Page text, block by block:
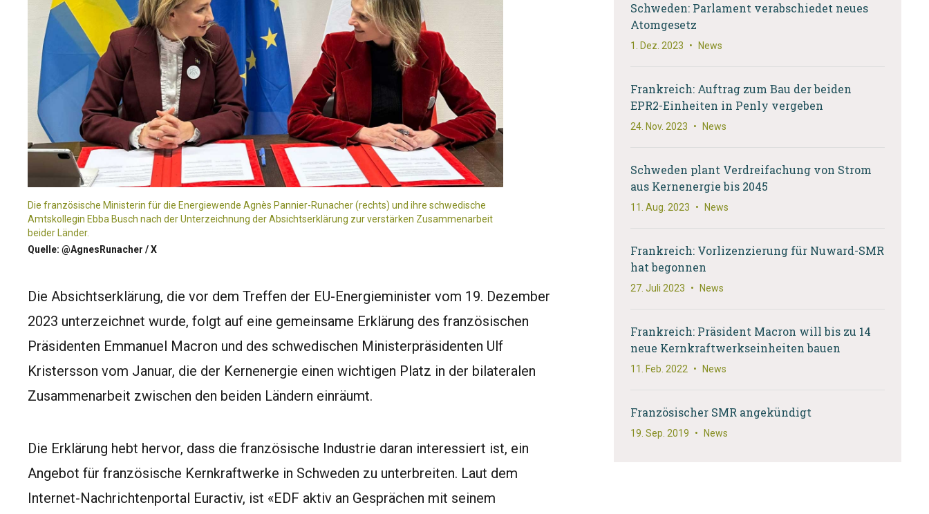
Die französische Ministerin für die Energiewende Agnès Pannier-Runacher (rechts) und ihre schwedische
Amtskollegin Ebba Busch nach der Unterzeichnung der Absichtserklärung zur verstärken Zusammenarbeit
beider Länder.
Quelle: @AgnesRunacher / X
Die Absichtserklärung, die vor dem Treffen der EU-Energieminister vom 19. Dezember
2023 unterzeichnet wurde, folgt auf eine gemeinsame Erklärung des französischen
Präsidenten Emmanuel Macron und des schwedischen Ministerpräsidenten Ulf
Kristersson vom Januar, die der Kernenergie einen wichtigen Platz in der bilateralen
Zusammenarbeit zwischen den beiden Ländern einräumt.
Die Erklärung hebt hervor, dass die französische Industrie daran interessiert ist, ein
Angebot für französische Kernkraftwerke in Schweden zu unterbreiten. Laut dem
Internet-Nachrichtenportal Euractiv, ist «EDF aktiv an Gesprächen mit seinem
Schweden: Parlament verabschiedet neues
Atomgesetz
1. Dez. 2023 • News
Frankreich: Auftrag zum Bau der beiden
EPR2-Einheiten in Penly vergeben
24. Nov. 2023 • News
Schweden plant Verdreifachung von Strom
aus Kernenergie bis 2045
11. Aug. 2023 • News
Frankreich: Vorlizenzierung für Nuward-SMR
hat begonnen
27. Juli 2023 • News
Frankreich: Präsident Macron will bis zu 14
neue Kernkraftwerkseinheiten bauen
11. Feb. 2022 • News
Französischer SMR angekündigt
19. Sep. 2019 • News